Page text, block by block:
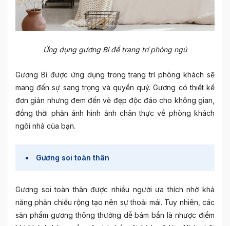
Ứng dụng gương Bỉ để trang trí phòng ngủ
Gương Bỉ được ứng dụng trong trang trí phòng khách sẽ
mang đến sự sang trọng và quyền quý. Gương có thiết kế
đơn giản nhưng đem đến vẻ đẹp độc đáo cho không gian,
đồng thời phản ánh hình ảnh chân thực về phòng khách
ngôi nhà của bạn.
Gương soi toàn thân
Gương soi toàn thân được nhiều người ưa thích nhờ khả
năng phản chiếu rộng tạo nên sự thoải mái. Tuy nhiên, các
sản phẩm gương thông thường dễ bám bẩn là nhược điểm